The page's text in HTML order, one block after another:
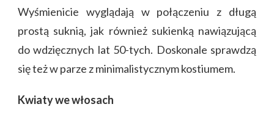
Wyśmienicie wyglądają w połączeniu z długą
prostą suknią, jak również sukienką nawiązującą
do wdzięcznych lat 50-tych. Doskonale sprawdzą
się też w parze z minimalistycznym kostiumem.
Kwiaty we włosach